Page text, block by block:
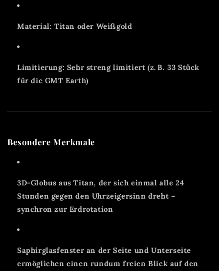
Material: Titan oder Weißgold
Limitierung: Sehr streng limitiert (z. B. 33 Stück
für die GMT Earth)
Besondere Merkmale
3D-Globus aus Titan, der sich einmal alle 24
Stunden gegen den Uhrzeigersinn dreht –
synchron zur Erdrotation
Saphirglasfenster an der Seite und Unterseite
ermöglichen einen rundum freien Blick auf den